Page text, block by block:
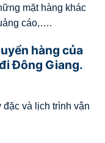
mặt hàng khác
cáo,….
hàng của
Đông Giang.
và lịch trình vận